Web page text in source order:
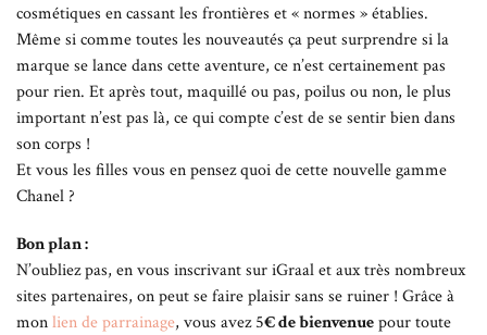
cosmétiques en cassant les frontières et « normes » établies.
Même si comme toutes les nouveautés ça peut surprendre si la
marque se lance dans cette aventure, ce n’est certainement pas
pour rien. Et après tout, maquillé ou pas, poilus ou non, le plus
important n’est pas là, ce qui compte c’est de se sentir bien dans
son corps !
Et vous les filles vous en pensez quoi de cette nouvelle gamme
Chanel ?
Bon plan :
N’oubliez pas, en vous inscrivant sur iGraal et aux très nombreux
sites partenaires, on peut se faire plaisir sans se ruiner ! Grâce à
monlien de parrainage, vous avez 5€ de bienvenuepour toute